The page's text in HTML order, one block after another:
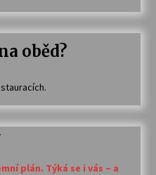
oběd?
plán. Týká se i vás – a